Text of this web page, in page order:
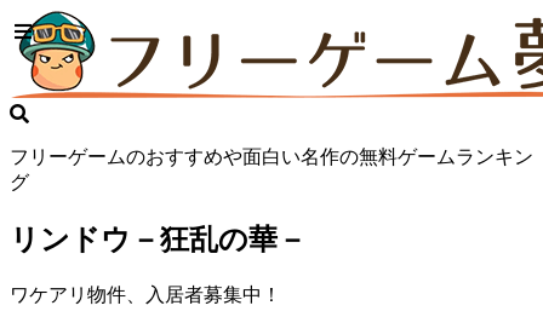
フリーゲームのおすすめや面白い名作の無料ゲームランキン
グ
リンドウ－狂乱の華－
ワケアリ物件、入居者募集中！